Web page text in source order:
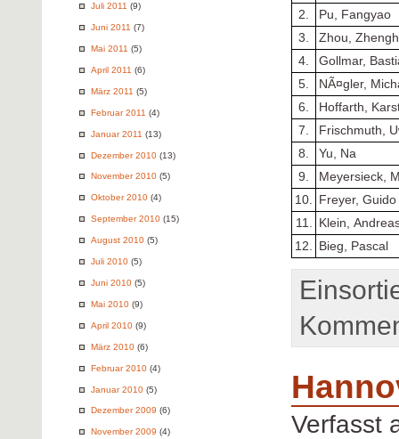
Juli 2011 (9)
Juni 2011 (7)
Mai 2011 (5)
April 2011 (6)
März 2011 (5)
Februar 2011 (4)
Januar 2011 (13)
Dezember 2010 (13)
November 2010 (5)
Oktober 2010 (4)
September 2010 (15)
August 2010 (5)
Juli 2010 (5)
Juni 2010 (5)
Mai 2010 (9)
April 2010 (9)
März 2010 (6)
Februar 2010 (4)
Januar 2010 (5)
Dezember 2009 (6)
November 2009 (4)
2.
Pu, Fangyao
3.
Zhou,
4.
Gollmar,
5.
NÃ¤gler,
6.
Hoffarth,
7.
Frischmuth,
8.
Yu, Na
9.
Meyersieck,
10.
Freyer, Guido
11.
Klein,
12.
Bieg, Pascal
Verfasst